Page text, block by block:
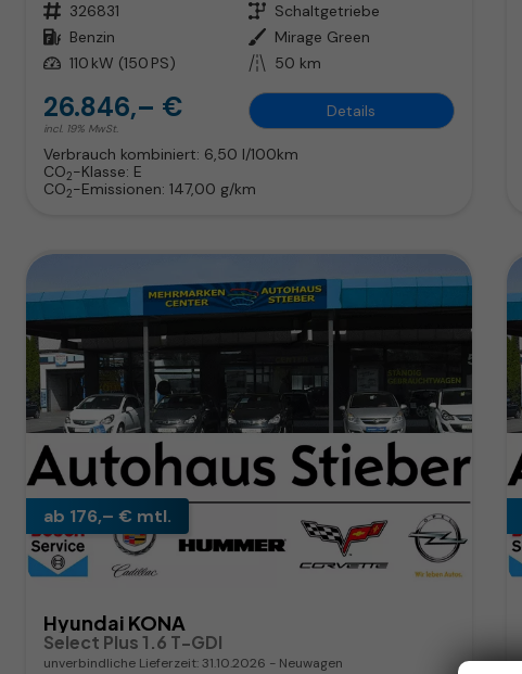
Fahrzeugnr. 326831 Getriebe Schaltgetriebe
Kraftstoff Benzin Außenfarbe Mirage Green
Leistung 110 kW (150 PS) Kilometerstand 50 km
26.846,– €
incl. 19% MwSt.
Details
Verbrauch kombiniert: 6,50 l/100km
CO2-Klasse: E
CO2-Emissionen: 147,00 g/km
ab 176,– € mtl.
Hyundai KONA
Select Plus 1.6 T-GDI
unverbindliche Lieferzeit:31.10.2026 Neuwagen